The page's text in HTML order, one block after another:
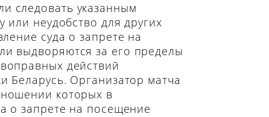
следовать указанным
или неудобство для других
суда о запрете на
выдворяются за его пределы
действий
Беларусь. Организатор матча
которых в
о запрете на посещение